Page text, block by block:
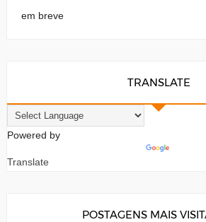
em breve
TRANSLATE
Powered by
Translate
POSTAGENS MAIS